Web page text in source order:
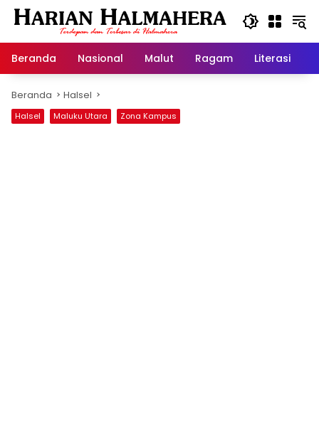
Langsung
Beranda
Nasional Malut Ragam Literasi
Beranda Halsel
Halsel Maluku Utara Zona Kampus